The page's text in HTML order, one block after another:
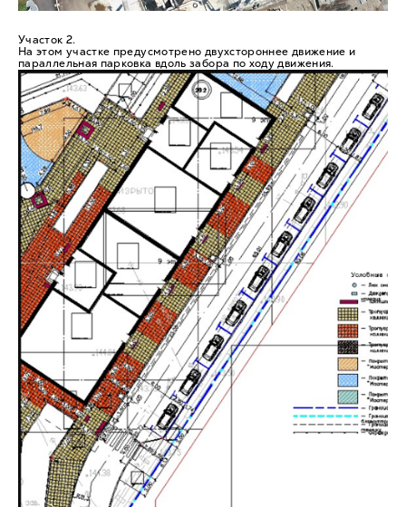
Участок 2.
На этом участке предусмотрено двухстороннее движение и
параллельная парковка вдоль забора по ходу движения.